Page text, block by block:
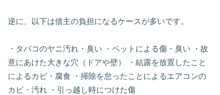
逆に、以下は借主の負担になるケースが多いです。
・タバコのヤニ汚れ・臭い ・ペットによる傷・臭い ・故
意にあけた大きな穴（ドアや壁） ・結露を放置したこと
によるカビ・腐食 ・掃除を怠ったことによるエアコンの
カビ・汚れ ・引っ越し時につけた傷